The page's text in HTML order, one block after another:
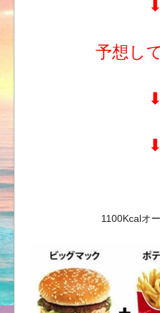
⬇︎
予想し
⬇︎
⬇︎
1100Kcalオ